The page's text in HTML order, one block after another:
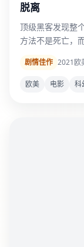
脱离
顶级黑客发现整
方法不是死亡，
剧情佳作 2021欧
欧美 电影 科